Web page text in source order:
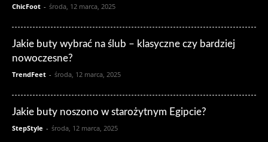
ChicFoot - środa, 12 marca, 2025
Jakie buty wybrać na ślub – klasyczne czy bardziej
nowoczesne?
TrendFeet - środa, 12 marca, 2025
Jakie buty noszono w starożytnym Egipcie?
StepStyle - środa, 12 marca, 2025